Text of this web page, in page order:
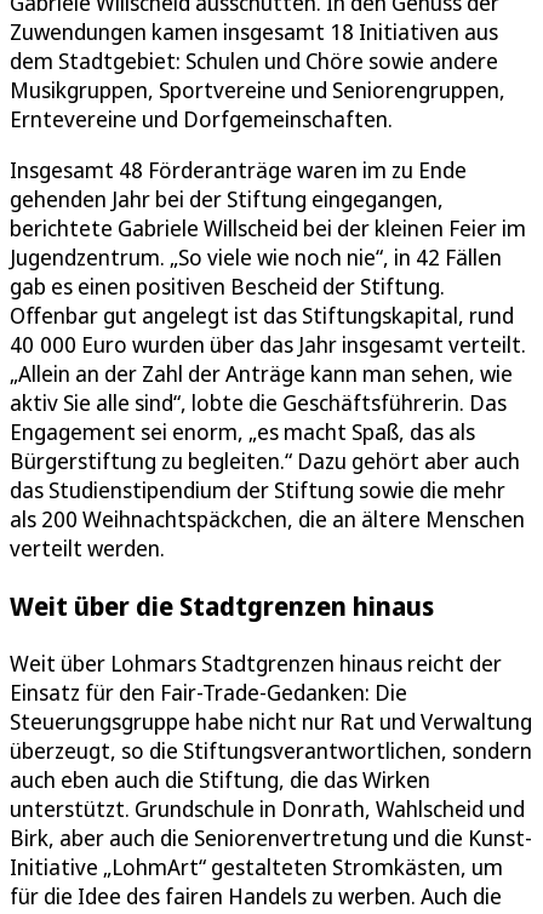
Zuwendungen kamen insgesamt 18 Initiativen aus
dem Stadtgebiet: Schulen und Chöre sowie andere
Musikgruppen, Sportvereine und Seniorengruppen,
Erntevereine und Dorfgemeinschaften.
Insgesamt 48 Förderanträge waren im zu Ende
gehenden Jahr bei der Stiftung eingegangen,
berichtete Gabriele Willscheid bei der kleinen Feier im
Jugendzentrum. „So viele wie noch nie“, in 42 Fällen
gab es einen positiven Bescheid der Stiftung.
Offenbar gut angelegt ist das Stiftungskapital, rund
40 000 Euro wurden über das Jahr insgesamt verteilt.
„Allein an der Zahl der Anträge kann man sehen, wie
aktiv Sie alle sind“, lobte die Geschäftsführerin. Das
Engagement sei enorm, „es macht Spaß, das als
Bürgerstiftung zu begleiten.“ Dazu gehört aber auch
das Studienstipendium der Stiftung sowie die mehr
als 200 Weihnachtspäckchen, die an ältere Menschen
verteilt werden.
Weit über die Stadtgrenzen hinaus
Weit über Lohmars Stadtgrenzen hinaus reicht der
Einsatz für den Fair-Trade-Gedanken: Die
Steuerungsgruppe habe nicht nur Rat und Verwaltung
überzeugt, so die Stiftungsverantwortlichen, sondern
auch eben auch die Stiftung, die das Wirken
unterstützt. Grundschule in Donrath, Wahlscheid und
Birk, aber auch die Seniorenvertretung und die Kunst-
Initiative „LohmArt“ gestalteten Stromkästen, um
für die Idee des fairen Handels zu werben. Auch die